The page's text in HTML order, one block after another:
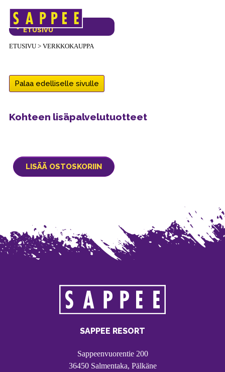
Päävalikko
ETUSIVU> VERKKOKAUPPA
VERKKOKAUPAN
ETUSIVU
Palaa edelliselle sivulle
Kohteen lisäpalvelutuotteet
SAPPEE RESORT
Sappeenvuorentie 200
36450 Salmentaka, Pälkäne